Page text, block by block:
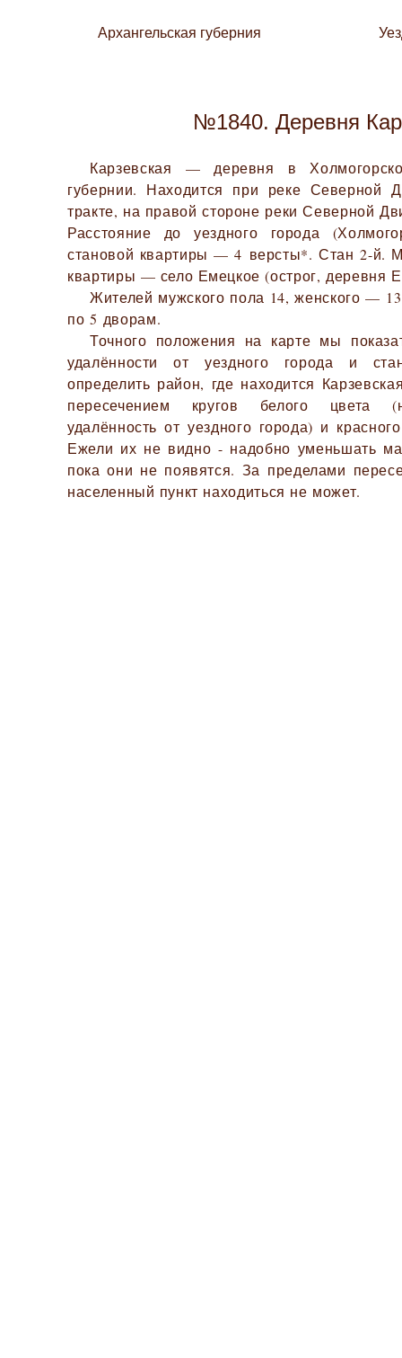
Архангельская губерния
№1840. Деревня
Карзевская — деревня в
губернии. Находится при реке Северной
тракте, на правой стороне реки Северной
Расстояние до уездного города
становой квартиры — 4 версты*. Стан 2-й.
квартиры — село Емецкое (острог, деревня
Жителей мужского пола 14, женского —
по 5 дворам.
Точного положения на карте мы
удалённости от уездного города и
определить район, где находится
пересечением кругов белого цвета
удалённость от уездного города) и
Ежели их не видно - надобно уменьшать
пока они не появятся. За пределами
населенный пункт находиться не может.